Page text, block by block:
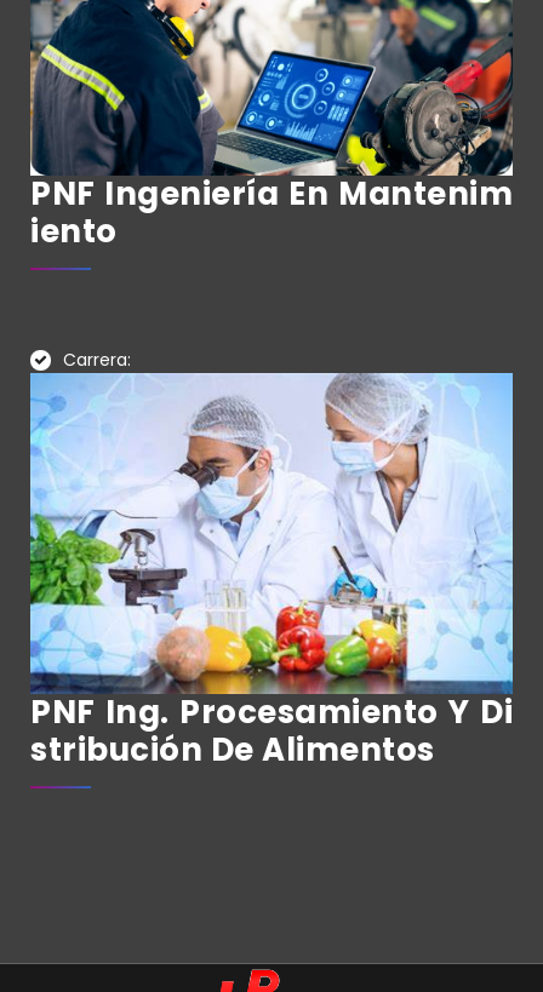
PNF Ingeniería En Mantenim
Iento
Carrera:
PNF Ing. Procesamiento Y Di
Stribución De Alimentos